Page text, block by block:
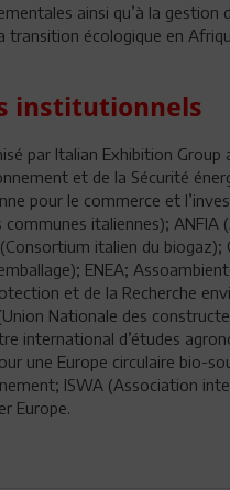
ainsi qu’à la
transition écologique en
institutionnels
par Italian Exhibition
et de la Sécurité
pour le commerce et
italiennes); ANFIA
italien du
ENEA;
et de la Recherche
Nationale des
international d’études
une Europe circulaire bio-
ISWA (Association
Europe.